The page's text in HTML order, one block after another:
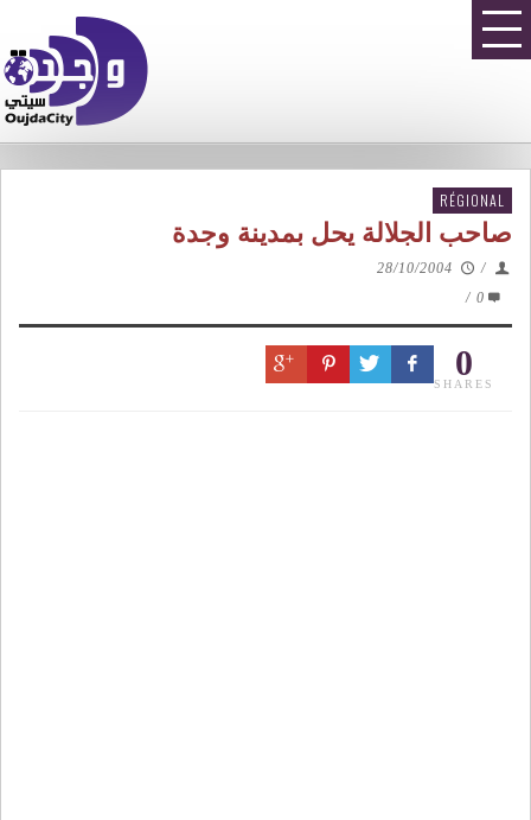
RÉGIONAL
صاحب الجلالة يحل بمدينة وجدة
/
28/10/2004
0
/
0
SHARES